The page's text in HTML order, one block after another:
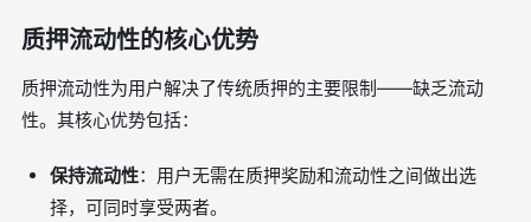
质押流动性的核心优势
质押流动性为用户解决了传统质押的主要限制——缺乏流动
性。其核心优势包括：
保持流动性：用户无需在质押奖励和流动性之间做出选
择，可同时享受两者。